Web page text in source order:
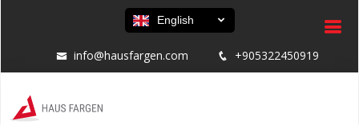
English
info@hausfargen.com +905322450919